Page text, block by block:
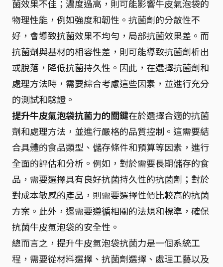
菌效果不佳；濃度過高，則可能影響牛皮氣泡袋的
物理性能，例如強度和韌性。抗菌劑的分散性不
好，會導致抗菌效果不均勻，局部抗菌效果差。而
抗菌劑與基材的相容性差，則可能導致抗菌劑析出
或脫落，降低抗菌持久性。因此，在選擇抗菌劑和
處理方法時，需要綜合考慮這些因素，並進行充分
的測試和驗證。
提升牛皮氣泡袋抗菌力的關鍵在於選擇合適的抗菌
劑和處理方法，並進行嚴格的品質控制。這需要結
合具體的食品類型、儲存條件和預算等因素，進行
全面的評估和分析。例如，對於需要長期儲存的食
品，需要選擇具有良好抗菌持久性的抗菌劑；對於
對成本敏感的產品，則需要選擇性價比較高的抗菌
方案。此外，還需要遵循相關的法規和標準，確保
抗菌牛皮氣泡袋的安全性。
總而言之，提升牛皮氣泡袋抗菌力是一個系統工
程，需要從材料選擇、抗菌劑選擇、處理工藝以及